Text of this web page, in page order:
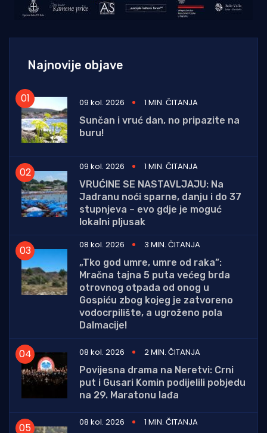
Najnovije objave
09 kol. 2026
1 MIN. ČITANJA
Sunčan i vruć dan, no pripazite na
buru!
09 kol. 2026
1 MIN. ČITANJA
VRUĆINE SE NASTAVLJAJU: Na
Jadranu noći sparne, danju i do 37
stupnjeva – evo gdje je moguć
lokalni pljusak
08 kol. 2026
3 MIN. ČITANJA
„Tko god umre, umre od raka”:
Mračna tajna 5 puta većeg brda
otrovnog otpada od onog u
Gospiću zbog kojeg je zatvoreno
vodocrpilište, a ugroženo pola
Dalmacije!
08 kol. 2026
2 MIN. ČITANJA
Povijesna drama na Neretvi: Crni
put i Gusari Komin podijelili pobjedu
na 29. Maratonu lađa
08 kol. 2026
1 MIN. ČITANJA